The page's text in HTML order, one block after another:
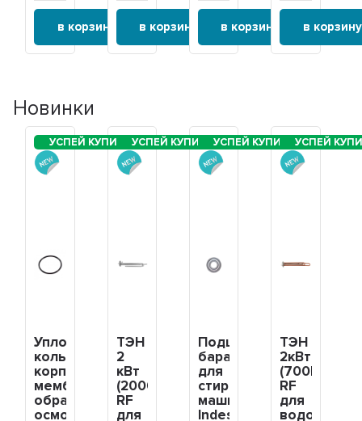
в корзину в корзину в корзину в корзину
Новинки
Уплотнительное
кольцо
корпуса
мембраны
обратного
осмоса,
ТЭН
2
кВт
(2000Вт)
RF
для
Подшипник
барабана
для
стиральной
машины
Indesit
ТЭН
2кВт
(700Вт/
RF
для